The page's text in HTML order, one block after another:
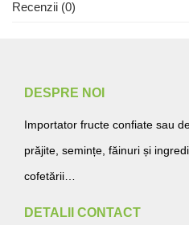
Recenzii (0)
DESPRE NOI
Importator fructe confiate sau
prăjite, semințe, făinuri și
cofetării…
DETALII CONTACT